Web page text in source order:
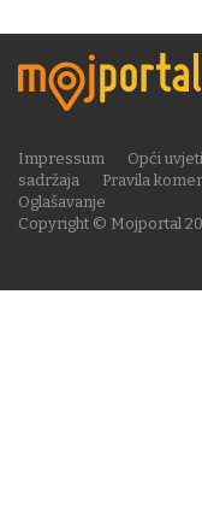
Copyright © Mojportal
Impressum Opći
sadržaja
Pravila
Oglašavanje